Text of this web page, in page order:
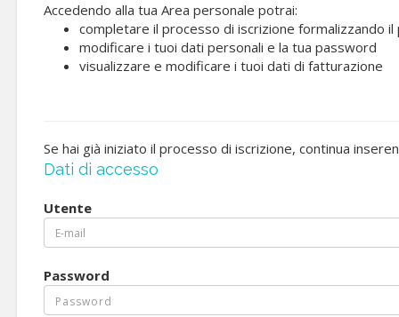
Accedendo alla tua Area personale potrai:
completare il processo di iscrizione formalizzando
modificare i tuoi dati personali e la tua password
visualizzare e modificare i tuoi dati di fatturazione
Se hai già iniziato il processo di iscrizione, continua
Dati di accesso
Utente
Password